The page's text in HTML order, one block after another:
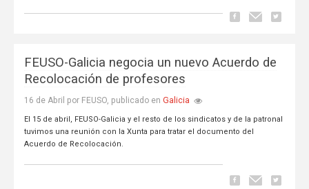
FEUSO-Galicia negocia un nuevo Acuerdo de
Recolocación de profesores
16 de Abril por FEUSO, publicado en Galicia
El 15 de abril, FEUSO-Galicia y el resto de los sindicatos y de la patronal
tuvimos una reunión con la Xunta para tratar el documento del
Acuerdo de Recolocación.